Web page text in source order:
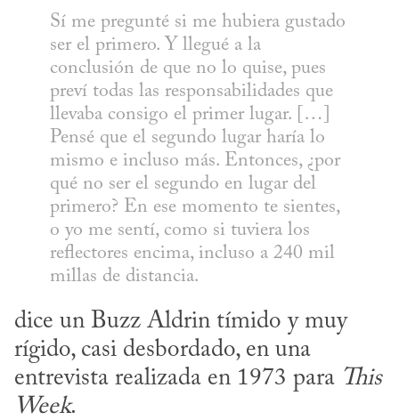
Sí me pregunté si me hubiera gustado
ser el primero. Y llegué a la
conclusión de que no lo quise, pues
preví todas las responsabilidades que
llevaba consigo el primer lugar. […]
Pensé que el segundo lugar haría lo
mismo e incluso más. Entonces, ¿por
qué no ser el segundo en lugar del
primero? En ese momento te sientes,
o yo me sentí, como si tuviera los
reflectores encima, incluso a 240 mil
millas de distancia.
dice un Buzz Aldrin tímido y muy
rígido, casi desbordado, en una
entrevista realizada en 1973 para This
Week.